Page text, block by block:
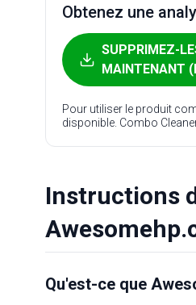
Obtenez une
SUPPRIMEZ-
MAINTENANT
Pour utiliser le produit
disponible. Combo
Instructions
Qu'est-ce que